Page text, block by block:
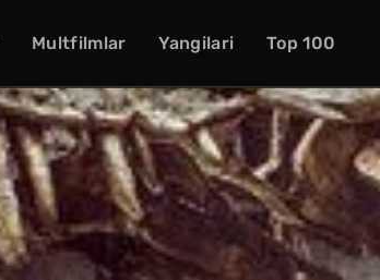
Multfilmlar Yangilari Top 100